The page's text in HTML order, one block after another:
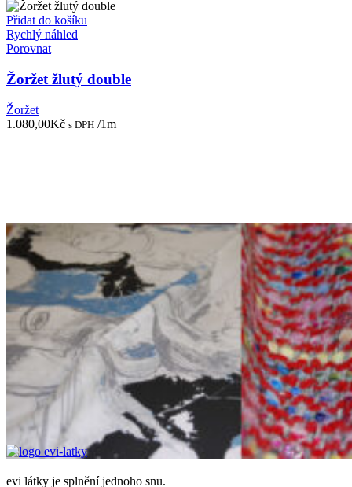
Přidat do košíku
Rychlý náhled
Porovnat
Žoržet žlutý double
Žoržet
1.080,00Kč s DPH /1m
evi látky je splnění jednoho snu.